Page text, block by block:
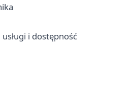
i dostępność